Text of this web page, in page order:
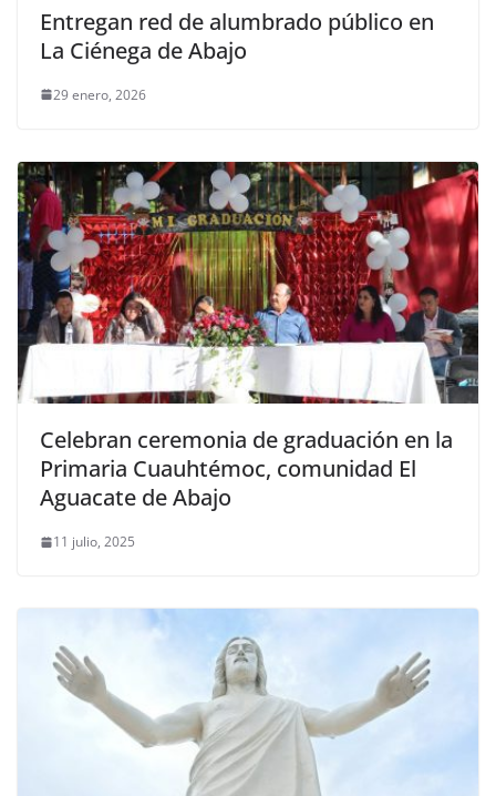
Entregan red de alumbrado público en
La Ciénega de Abajo
29 enero, 2026
Celebran ceremonia de graduación en la
Primaria Cuauhtémoc, comunidad El
Aguacate de Abajo
11 julio, 2025